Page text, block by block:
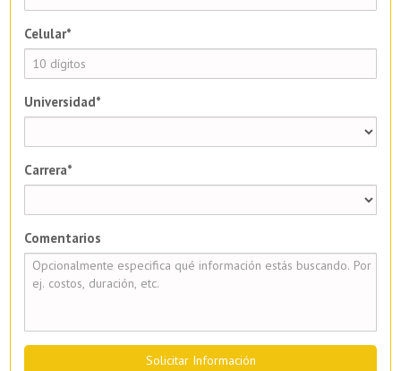
Celular*
Universidad*
Carrera*
Comentarios
Solicitar Información